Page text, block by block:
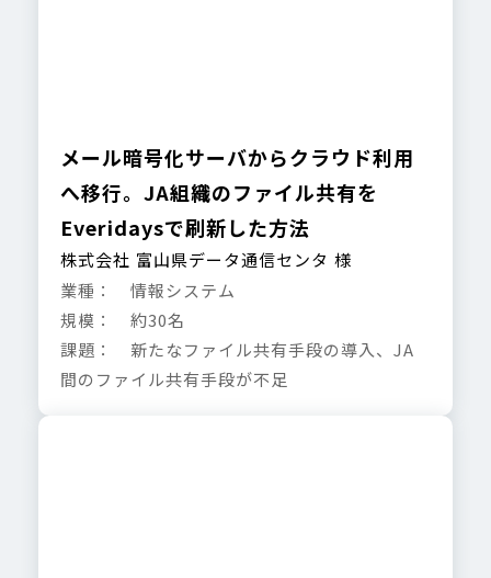
メール暗号化サーバからクラウド利用
へ移行。JA組織のファイル共有を
Everidaysで刷新した方法
株式会社 富山県データ通信センタ 様
業種： 情報システム
規模： 約30名
課題： 新たなファイル共有手段の導入、JA
間のファイル共有手段が不足